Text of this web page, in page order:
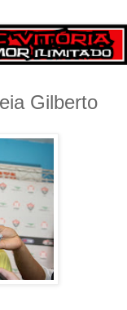
Gilberto